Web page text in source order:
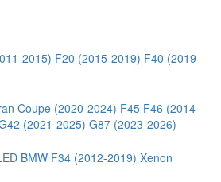
2015) F20 (2015-2019) F40 (2019-
Coupe (2020-2024) F45 F46 (2014-
(2021-2025) G87 (2023-2026)
BMW F34 (2012-2019) Xenon